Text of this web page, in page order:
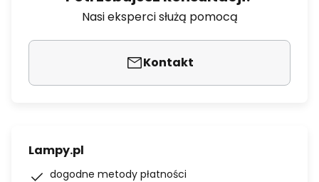
Nasi eksperci służą pomocą
Kontakt
Lampy.pl
dogodne metody płatności